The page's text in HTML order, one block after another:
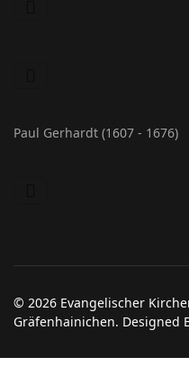
Paul Gerhardt (1607 - 1676)
© 2026 Evangelischer
Gräfenhainichen. Designed